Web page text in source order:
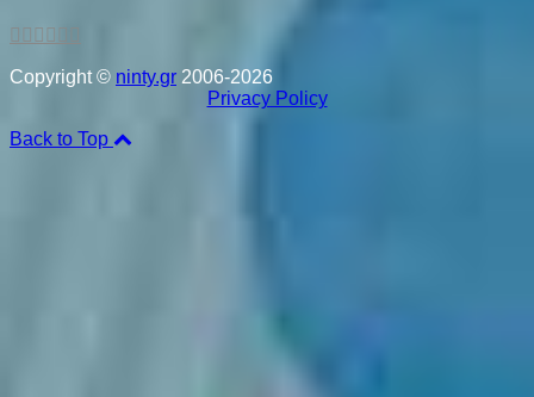
Copyright © ninty.gr 2006-2026
Privacy Policy
Back to Top